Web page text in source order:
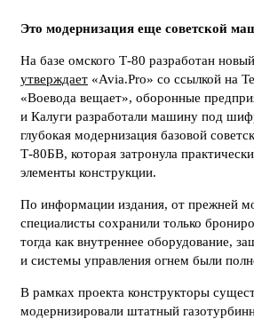
Это модернизация еще советской
На базе омского Т-80 разработан
утверждает «Avia.Pro» со ссылкой на
«Воевода вещает», оборонные
и Калуги разработали машину под
глубокая модернизация базовой
Т-80БВ, которая затронула
элементы конструкции.
По информации издания, от прежней
специалисты сохранили только
тогда как внутреннее оборудование,
и системы управления огнем были
В рамках проекта конструкторы
модернизировали штатный